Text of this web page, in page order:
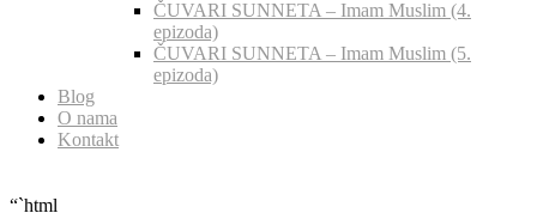
ČUVARI SUNNETA – Imam Muslim (4.
epizoda)
ČUVARI SUNNETA – Imam Muslim (5.
epizoda)
Blog
O nama
Kontakt
“`html